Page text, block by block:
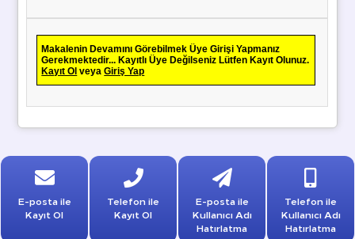
Makalenin Devamını Görebilmek Üye Girişi Yapmanız
Gerekmektedir... Kayıtlı Üye Değilseniz Lütfen Kayıt Olunuz.
Kayıt Ol veyaGiriş Yap
E-posta ile
Kayıt Ol
Telefon ile
Kayıt Ol
E-posta ile
Kullanıcı Adı
Hatırlatma
Telefon ile
Kullanıcı Adı
Hatırlatma